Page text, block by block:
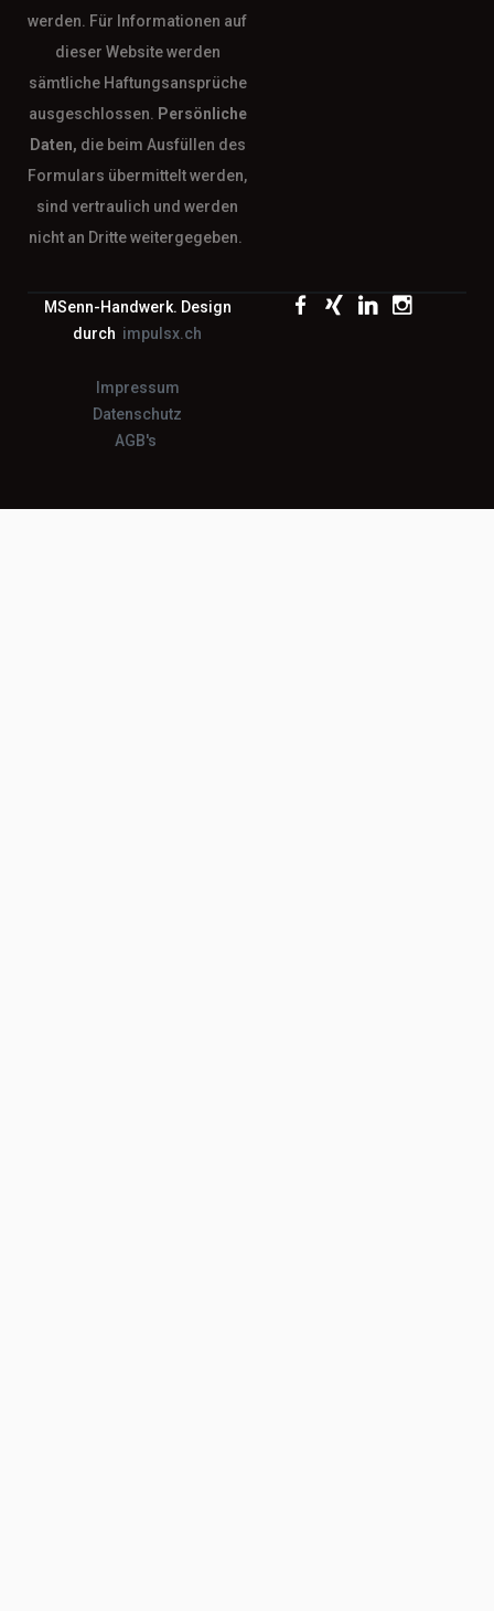
werden. Für Informationen auf
dieser Website werden
sämtliche Haftungsansprüche
ausgeschlossen. Persönliche
Daten, die beim Ausfüllen des
Formulars übermittelt werden,
sind vertraulich und werden
nicht an Dritte weitergegeben.
MSenn-Handwerk. Design
durch impulsx.ch
Impressum
Datenschutz
AGB's